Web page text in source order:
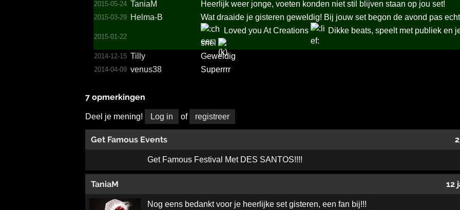
2015-05-24 TaniaM Heerlijk weer jonge, voeten konden niet stil blijven staan op jou set!
2015-03-29 Helma-B Wat draaide je gisteren geweldig! Bij jouw set begon de avond pas
2015-01-22
Loved you At Creations Dikke beats, speelt met publiek en
snel
2014-12-15 Tilly Geweldig
2014-04-09 venus38 Superrrr
7 opmerkingen
Deel je mening! Log in of registreer
Get Famous Events
Get Famous Festival Met DES SANTOS!!!!
TaniaM 12
Nog eens bedankt voor je heerlijke set gisteren, een fan bij!!!